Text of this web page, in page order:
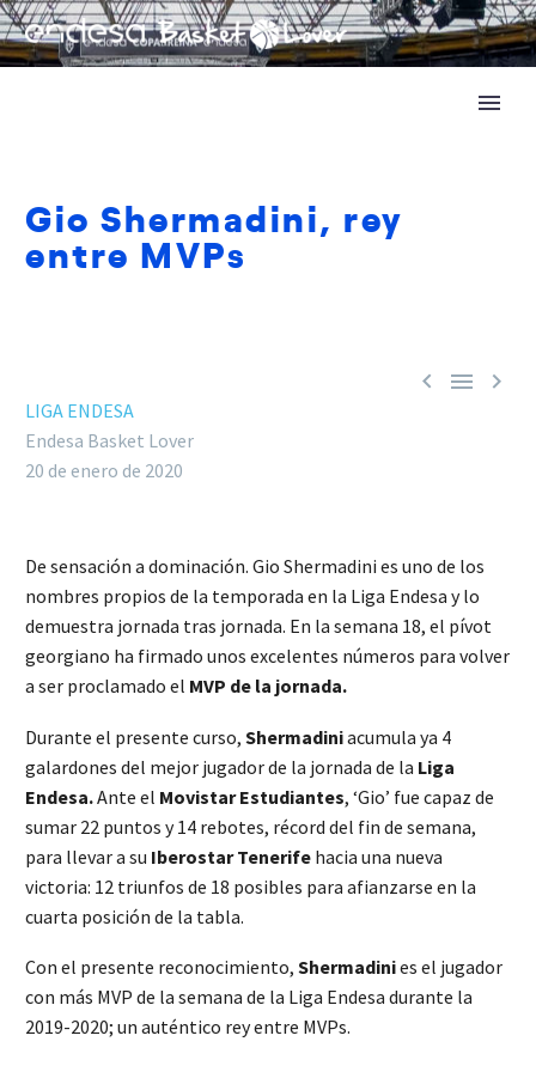
Gio Shermadini, rey
entre MVPs
  
LIGA ENDESA
Endesa Basket Lover
20 de enero de 2020
De sensación a dominación. Gio Shermadini es uno de los
nombres propios de la temporada en la Liga Endesa y lo
demuestra jornada tras jornada. En la semana 18, el pívot
georgiano ha firmado unos excelentes números para volver
a ser proclamado el MVP de la jornada.
Durante el presente curso, Shermadiniacumula ya 4
galardones del mejor jugador de la jornada de la Liga
Endesa.Ante el Movistar Estudiantes, ‘Gio’ fue capaz de
sumar 22 puntos y 14 rebotes, récord del fin de semana,
para llevar a su Iberostar Tenerife hacia una nueva
victoria: 12 triunfos de 18 posibles para afianzarse en la
cuarta posición de la tabla.
Con el presente reconocimiento, Shermadinies el jugador
con más MVP de la semana de la Liga Endesa durante la
2019-2020; un auténtico rey entre MVPs.